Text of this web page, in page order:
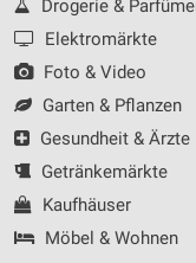
Drogerie &
Elektromärkte
Foto & Video
Garten & Pflanzen
Gesundheit & Ärzte
Getränkemärkte
Kaufhäuser
Möbel & Wohnen